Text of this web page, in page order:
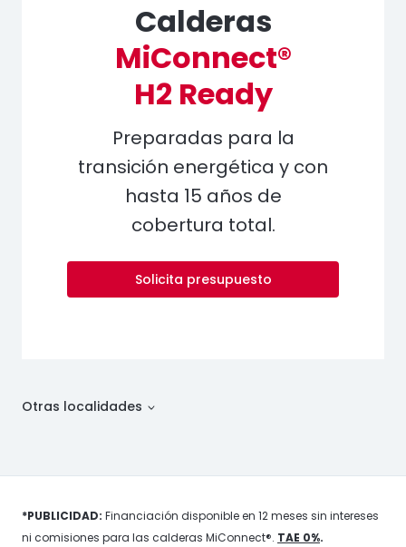
Calderas
MiConnect®
H2 Ready
Preparadas para la
transición energética y con
hasta 15 años de
cobertura total.
Solicita presupuesto
Otras localidades
*PUBLICIDAD: Financiación disponible en 12 meses sin intereses
ni comisiones para las calderas MiConnect®. TAE 0%.